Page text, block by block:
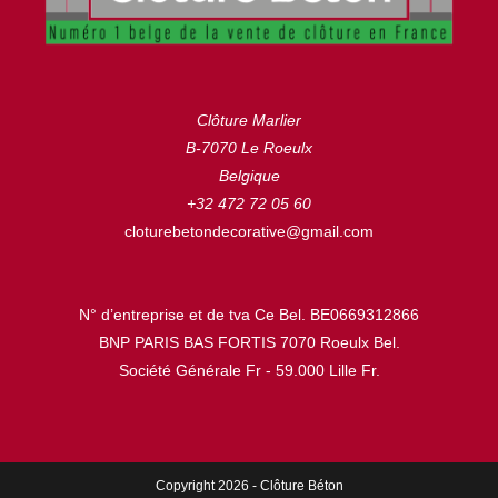
Clôture Marlier
B-7070 Le Roeulx
Belgique
+32 472 72 05 60
cloturebetondecorative@gmail.com
N° d’entreprise et de tva Ce Bel. BE0669312866
BNP PARIS BAS FORTIS 7070 Roeulx Bel.
Société Générale Fr - 59.000 Lille Fr.
Copyright 2026 - Clôture Béton